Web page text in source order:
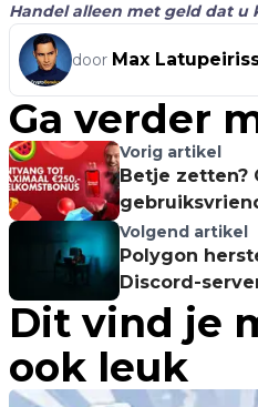
Handel alleen met geld dat u
door Max
Ga verder
Vorig artikel
Betje zetten?
Circus
Volgend artikel
Polygon
Discord-
Dit vind je
ook leuk